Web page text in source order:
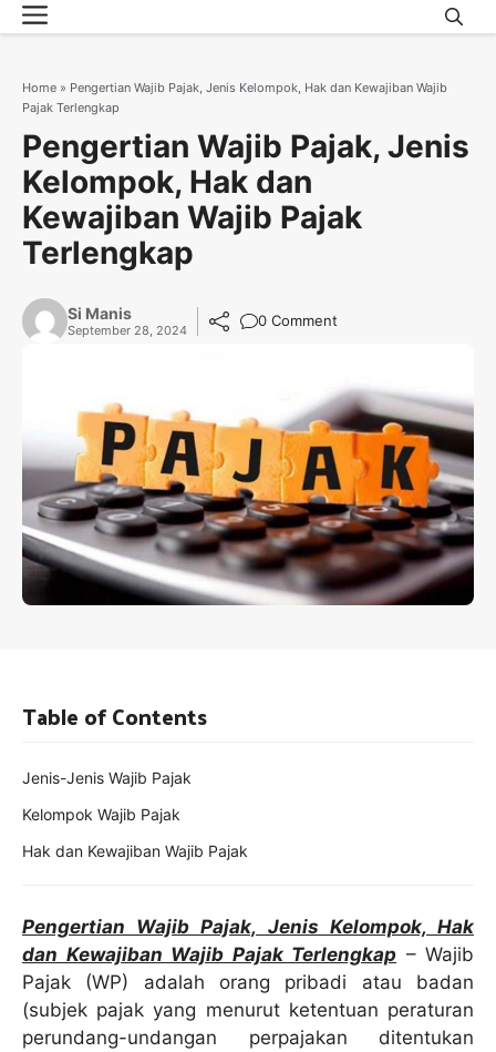
Skip
to
Menu
Home » Pengertian Wajib Pajak, Jenis Kelompok, Hak dan Kewajiban Wajib
Pajak Terlengkap
Pengertian Wajib Pajak, Jenis
Kelompok, Hak dan
Kewajiban Wajib Pajak
Terlengkap
Si Manis
September 28, 2024
0 Comment
Pengertian Wajib Pajak, Jenis Kelompok, Hak
dan Kewajiban Wajib Pajak Terlengkap – Wajib
Pajak (WP) adalah orang pribadi atau badan
(subjek pajak yang menurut ketentuan peraturan
perundang-undangan perpajakan ditentukan
Table of Contents
Jenis-Jenis Wajib Pajak
Kelompok Wajib Pajak
Hak dan Kewajiban Wajib Pajak